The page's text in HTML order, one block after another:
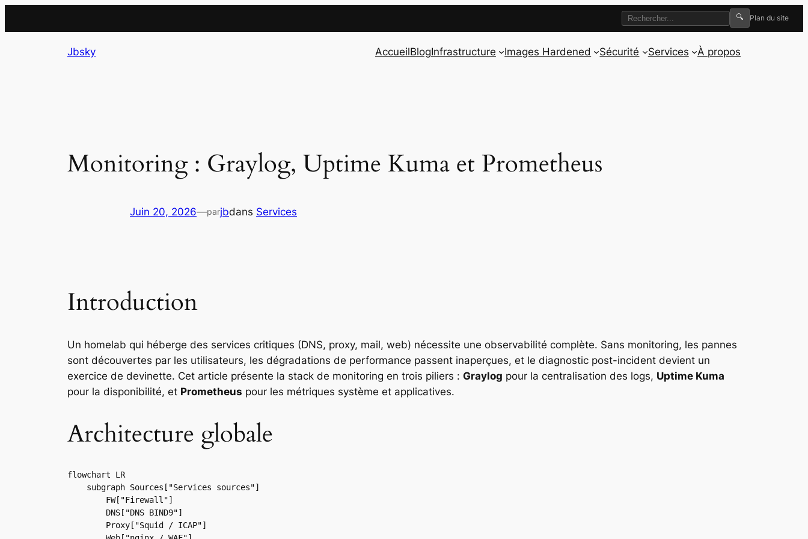
🔍 Plan du site
Jbsky AccueilBlogInfrastructure Images Hardened Sécurité Services À propos
Monitoring : Graylog, Uptime Kuma et Prometheus
Juin 20, 2026—parjbdans Services
Introduction
Un homelab qui héberge des services critiques (DNS, proxy, mail, web) nécessite une observabilité complète. Sans monitoring, les pannes
sont découvertes par les utilisateurs, les dégradations de performance passent inaperçues, et le diagnostic post-incident devient un
exercice de devinette. Cet article présente la stack de monitoring en trois piliers : Graylog pour la centralisation des logs, Uptime Kuma
pour la disponibilité, et Prometheus pour les métriques système et applicatives.
Architecture globale
flowchart LR
    subgraph Sources["Services sources"]
        FW["Firewall"]
        DNS["DNS BIND9"]
        Proxy["Squid / ICAP"]